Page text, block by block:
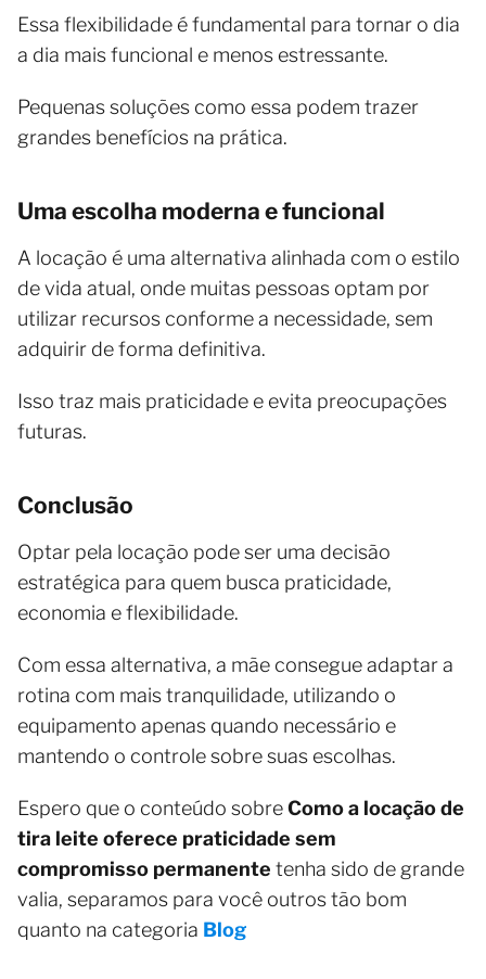
Essa flexibilidade é fundamental para tornar o dia
a dia mais funcional e menos estressante.
Pequenas soluções como essa podem trazer
grandes benefícios na prática.
Uma escolha moderna e funcional
A locação é uma alternativa alinhada com o estilo
de vida atual, onde muitas pessoas optam por
utilizar recursos conforme a necessidade, sem
adquirir de forma definitiva.
Isso traz mais praticidade e evita preocupações
futuras.
Conclusão
Optar pela locação pode ser uma decisão
estratégica para quem busca praticidade,
economia e flexibilidade.
Com essa alternativa, a mãe consegue adaptar a
rotina com mais tranquilidade, utilizando o
equipamento apenas quando necessário e
mantendo o controle sobre suas escolhas.
Espero que o conteúdo sobreComo a locação de
tira leite oferece praticidade sem
compromisso permanente tenha sido de grande
valia, separamos para você outros tão bom
quanto na categoria Blog